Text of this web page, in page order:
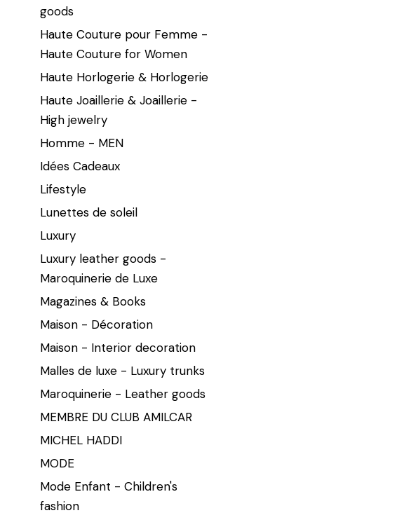
goods
Haute Couture pour Femme -
Haute Couture for Women
Haute Horlogerie & Horlogerie
Haute Joaillerie & Joaillerie -
High jewelry
Homme - MEN
Idées Cadeaux
Lifestyle
Lunettes de soleil
Luxury
Luxury leather goods -
Maroquinerie de Luxe
Magazines & Books
Maison - Décoration
Maison - Interior decoration
Malles de luxe - Luxury trunks
Maroquinerie - Leather goods
MEMBRE DU CLUB AMILCAR
MICHEL HADDI
MODE
Mode Enfant - Children's
fashion